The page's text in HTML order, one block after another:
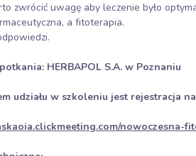
zwrócić uwagę aby leczenie było
a fitoterapia.
HERBAPOL S.A. w Poznaniu
udziału w szkoleniu jest rejestracja
nowoczesna-